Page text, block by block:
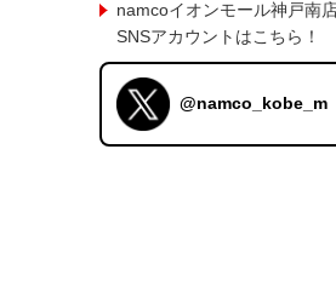
namcoイオンモール神戸南
SNSアカウントはこちら！
@namco_kobe_m